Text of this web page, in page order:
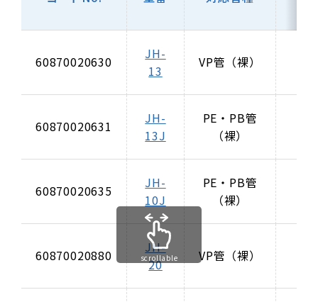
60870020630
JH-
13
VP管（裸）
60870020631
JH-
13J
PE・PB管
（裸）
60870020635
JH-
10J
PE・PB管
（裸）
60870020880
JH-
20
VP管（裸）
scrollable